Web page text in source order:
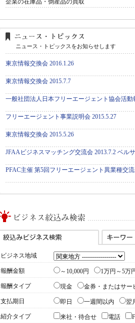
企業の在庫品・倒産品の買取
ニュース・トピックスをお知らせします
東京情報交換会 2016.1.26
東京情報交換会 2015.7.7
一般社団法人日本フリーエージェント協会活動
フリーエージェント事業説明会 2015.5.27
東京情報交換会 2015.5.26
JFAAビジネスマッチング交流会 2013.7.2 ベル
PFAC主催 第5回フリーエージェント異業種交流
ビジネス地域
報酬金額 ～10,000円 1万円～5万
報酬タイプ 現金 金券・またはサー
支払期日 即日 一週間以内 翌
紹介タイプ 来社・待合せ 電話